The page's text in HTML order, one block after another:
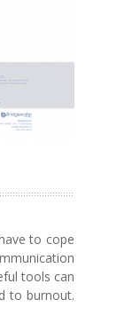
to cope
tools can
to burnout.